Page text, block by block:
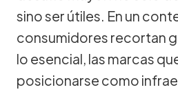
sino ser útiles. En un
consumidores recortan
lo esencial, las marcas
posicionarse como